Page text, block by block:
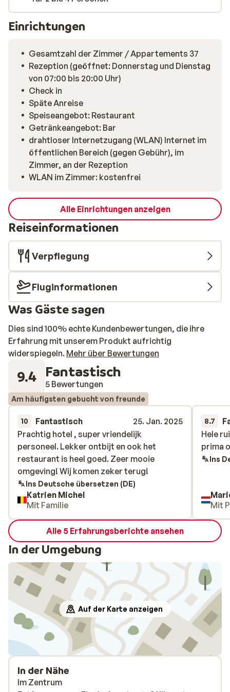
Solarium. Gegen eine zusätzliche Gebühr können Sie
auch eine Massage buchen. Im nostalgisch
eingerichteten Restaurant mit Terrasse werden jeden
Einrichtungen
Gesamtzahl der Zimmer / Appartements 37
Rezeption (geöffnet: Donnerstag und Dienstag
von 07:00 bis 20:00 Uhr)
Check in
Späte Anreise
Speiseangebot: Restaurant
Getränkeangebot: Bar
drahtloser Internetzugang (WLAN) Internet im
öffentlichen Bereich (gegen Gebühr), im
Zimmer, an der Rezeption
WLAN im Zimmer: kostenfrei
Alle Einrichtungen anzeigen
Reiseinformationen
Verpflegung
Fluginformationen
Was Gäste sagen
Dies sind 100% echte Kundenbewertungen, die ihre
Erfahrung mit unserem Produkt aufrichtig
widerspiegeln. Mehr über Bewertungen
9.4 Fantastisch
5 Bewertungen
Am häufigsten gebucht von freunde
10 Fantastisch
25. Jan. 2025
Prachtig hotel , super vriendelijk
personeel. Lekker ontbijt en ook het
restaurant is heel goed. Zeer mooie
omgeving! Wij komen zeker terug!
Prachtig hotel , super vriendelijk
personeel. Lekker ontbijt en ook het
restaurant is heel goed. Zeer mooie
omgeving! Wij komen zeker terug!
Ins Deutsche übersetzen (DE)
Katrien Michel
Mit Familie
8.7
Hele
prima
Hele
prima
Ins
Mit
Alle 5 Erfahrungsberichte ansehen
In der Umgebung
Auf der Karte anzeigen
In der Nähe
Im Zentrum